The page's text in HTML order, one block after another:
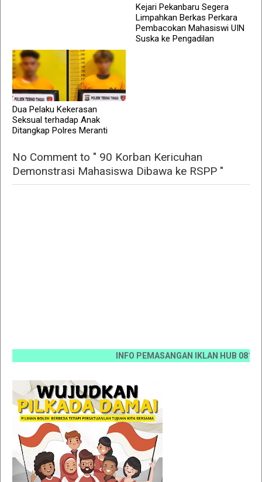
Kejari Pekanbaru Segera
Limpahkan Berkas Perkara
Pembacokan Mahasiswi UIN
Suska ke Pengadilan
Dua Pelaku Kekerasan
Seksual terhadap Anak
Ditangkap Polres Meranti
No Comment to " 90 Korban Kericuhan
Demonstrasi Mahasiswa Dibawa ke RSPP "
INFO PEMASANGAN IKLAN HUB 0812